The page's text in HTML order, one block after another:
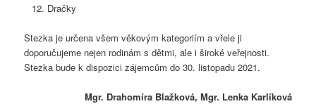
Dračky
Stezka je určena všem věkovým kategoriím a vřele ji
doporučujeme nejen rodinám s dětmi, ale i široké veřejnosti.
Stezka bude k dispozici zájemcům do 30. listopadu 2021.
Mgr. Drahomíra Blažková, Mgr. Lenka Karlíková